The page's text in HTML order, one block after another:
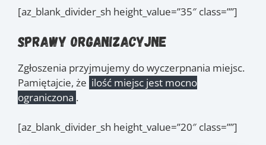
[az_blank_divider_sh height_value=”35″ class=””]
Sprawy organizacyjne
Zgłoszenia przyjmujemy do wyczerpnania miejsc.
Pamiętajcie, że ilość miejsc jest mocno
ograniczona .
[az_blank_divider_sh height_value=”20″ class=””]